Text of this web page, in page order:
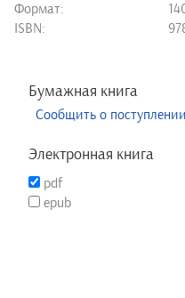
Формат:
ISBN:
Бумажная книга
Сообщить о поступлении
Электронная книга
pdf
epub